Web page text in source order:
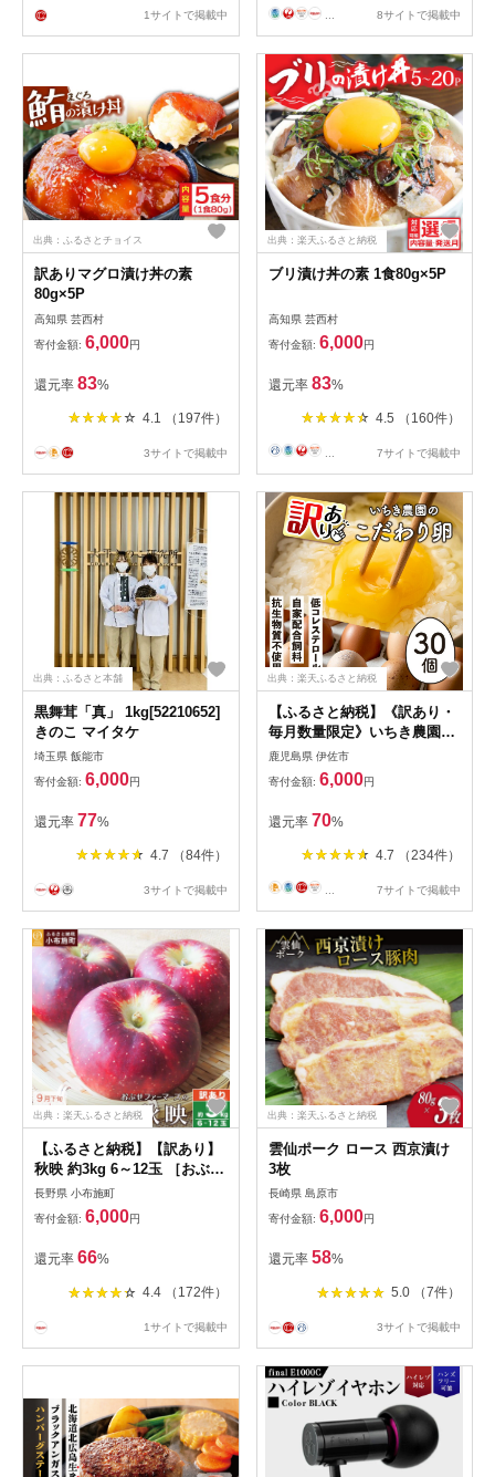
1サイトで掲載中 8サイトで掲載中
出典：ふるさとチョイス
訳ありマグロ漬け丼の素
80g×5P
高知県 芸西村
寄付金額: 6,000円
還元率 83%
4.1 （197件）
3サイトで掲載中
出典：楽天ふるさと納税
ブリ漬け丼の素 1食80g×5P
高知県 芸西村
寄付金額: 6,000円
還元率 83%
4.5 （160件）
7サイトで掲載中
出典：ふるさと本舗
黒舞茸「真」 1kg[52210652]
きのこ マイタケ
埼玉県 飯能市
寄付金額: 6,000円
還元率 77%
4.7 （84件）
3サイトで掲載中
出典：楽天ふるさと納税
【ふるさと納税】《訳あり・
毎月数量限定》いちき農園の
こだわり卵(計30個・15個入
り×2パック) 平飼い 鶏 たまご
低コレステロール 抗生物質不
使用 卵かけご飯 TKG 訳あり
【いちき農園】
鹿児島県 伊佐市
寄付金額: 6,000円
還元率 70%
4.7 （234件）
7サイトで掲載中
出典：楽天ふるさと納税
【ふるさと納税】【訳あり】
秋映 約3kg 6～12玉 ［おぶせ
ファーマーズ］ 不揃い 規格
外 家庭用 りんご 林檎 リンゴ
果物 フルーツ 長野県産 信州
産 先行予約 数量限定 6000円
令和8年産 【2026年9月下旬
～10月中旬発送】
長野県 小布施町
寄付金額: 6,000円
還元率 66%
4.4 （172件）
1サイトで掲載中
出典：楽天ふるさと納税
雲仙ポーク ロース 西京漬け
3枚
長崎県 島原市
寄付金額: 6,000円
還元率 58%
5.0 （7件）
3サイトで掲載中